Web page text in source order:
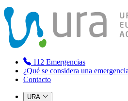
112 Emergencias
¿Qué se considera una
Contacto
URA